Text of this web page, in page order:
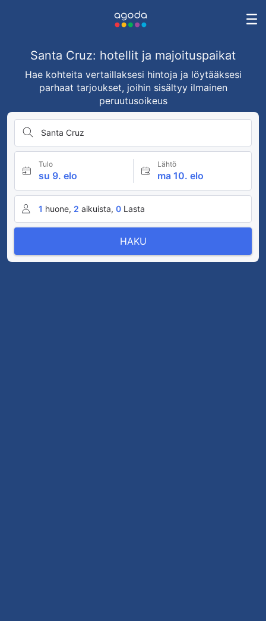
Santa Cruz: hotellit ja majoituspaikat
Hae kohteita vertaillaksesi hintoja ja löytääksesi
parhaat tarjoukset, joihin sisältyy ilmainen
peruutusoikeus
Santa Cruz
Tulo
su 9. elo
Lähtö
ma 10. elo
1 huone, 2 aikuista, 0 Lasta
HAKU